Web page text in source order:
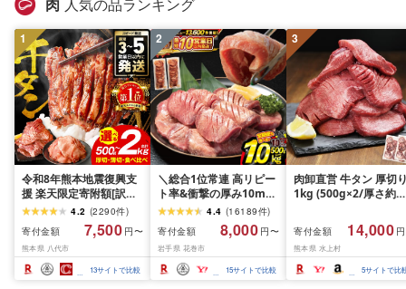
肉 人気の品ランキング
1
令和8年熊本地震復興支
援 楽天限定寄附額[訳あ
り]牛タン 500g〜2kg 肉
牛肉 訳あり 牛タン 冷凍
小分け 厚切り 薄切り 食
べ比べ 500g 1kg 1.5kg
2kg 牛 人気 ビーフ 牛た
ん ふるさと納税 ランキ
4.2 (2290件)
寄付金額
7,500 円〜
熊本県 八代市
13サイトで比較
2
＼総合1位常連 高リピー
ト率&衝撃の厚み10mm
厚切り牛タン 塩味/ ≪ス
ピード発送!!10営業日以
内発送≫ 選べる内容量
500g / 1kg 定期便 毎月
届く 牛肉 肉 BBQ ふるさ
と 人気 ランキング 岩手
4.4 (16189件)
寄付金額
8,000 円〜
岩手県 花巻市
15サイトで比較
3
肉卸直営 牛タン 厚切
1kg (500g×2/厚さ約
牛肉 焼肉 冷凍 スライ
業務用 バーベキュー
BBQ おつまみ ギフト
祝い お中元 夏ギフト
寄付金額 14,000
熊本県 水上村
5サイトで比